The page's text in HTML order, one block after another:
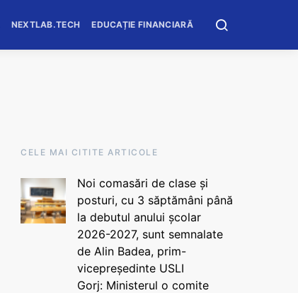
NEXTLAB.TECH EDUCAȚIE FINANCIARĂ
CELE MAI CITITE ARTICOLE
Noi comasări de clase și
posturi, cu 3 săptămâni până
la debutul anului școlar
2026-2027, sunt semnalate
de Alin Badea, prim-
vicepreședinte USLI
Gorj: Ministerul o comite